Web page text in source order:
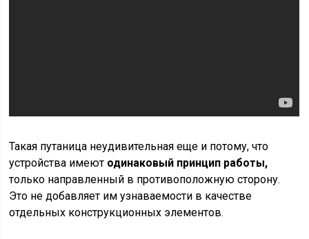
Такая путаница неудивительная еще и потому, что
устройства имеют одинаковый принцип работы,
только направленный в противоположную сторону.
Это не добавляет им узнаваемости в качестве
отдельных конструкционных элементов.